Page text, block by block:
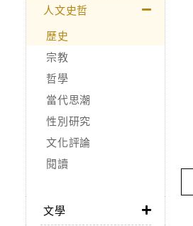
人文史哲
歷史
宗教
哲學
當代思潮
性別研究
文化評論
閱讀
文學